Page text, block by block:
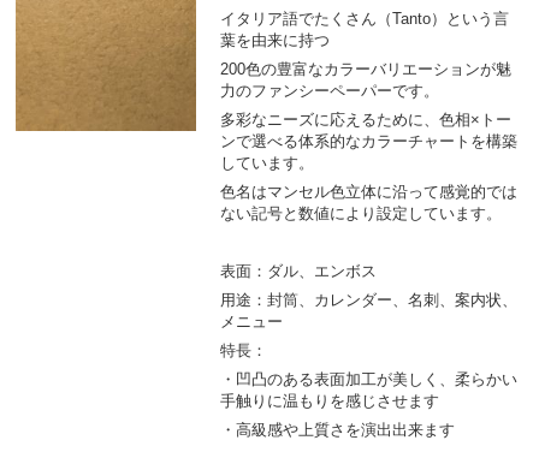
イタリア語でたくさん（Tanto）という言
葉を由来に持つ
200色の豊富なカラーバリエーションが魅
力のファンシーペーパーです。
多彩なニーズに応えるために、色相×トー
ンで選べる体系的なカラーチャートを構築
しています。
色名はマンセル色立体に沿って感覚的では
ない記号と数値により設定しています。
表面：ダル、エンボス
用途：封筒、カレンダー、名刺、案内状、
メニュー
特長：
・凹凸のある表面加工が美しく、柔らかい
手触りに温もりを感じさせます
・高級感や上質さを演出出来ます